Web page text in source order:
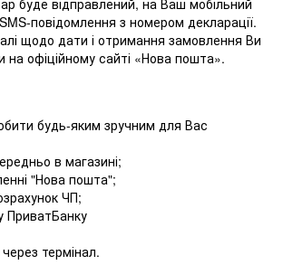
повідомлення з номером декларації.
щодо дати і отримання замовлення Ви
на офіційному сайті «Нова пошта».
будь-яким зручним для Вас
в магазині;
"Нова пошта";
ЧП;
ПриватБанку
термінал.